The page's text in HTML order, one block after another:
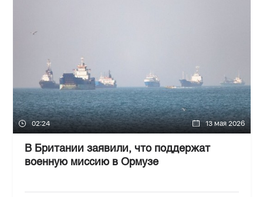
02:24 13 мая 2026
В Британии заявили, что поддержат
военную миссию в Ормузе